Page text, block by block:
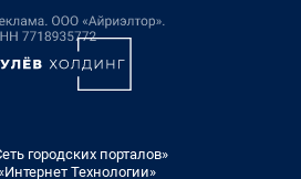
городских порталов»
Технологии»